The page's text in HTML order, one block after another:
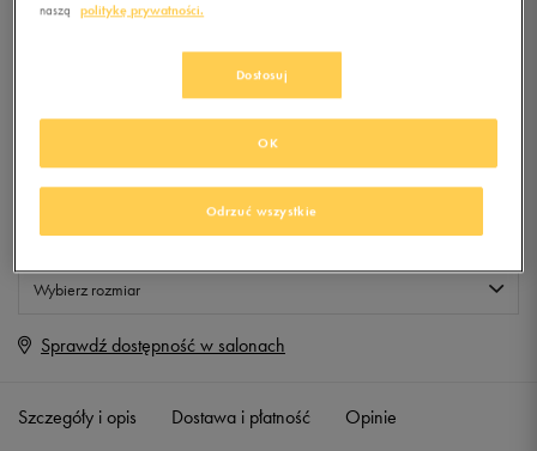
0.0(0)
KLUBIE 50 STYLE
Produkt niedostępny
Jeśli artykuł będzie ponownie dostępny, otrzymasz od nas powiadomienie.
Wybierz rozmiar
Rozmiary EU
ONE SIZE
Sprawdź dostępność w salonach
Szczegóły i opis Dostawa i płatność Opinie
naszą
politykę prywatności.
Dostosuj
Odrzuć wszystkie
OK